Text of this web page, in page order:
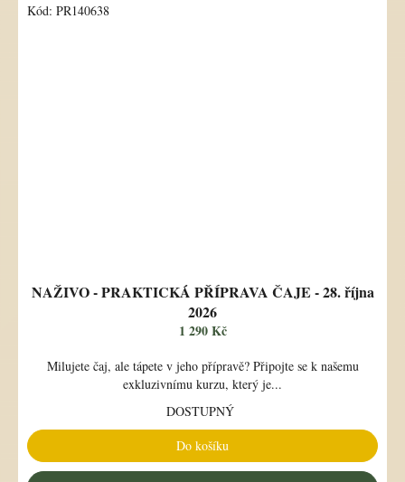
NAŽIVO - PRAKTICKÁ PŘÍPRAVA ČAJE - 28. října
2026
1 290 Kč
Milujete čaj, ale tápete v jeho přípravě? Připojte se k našemu
exkluzivnímu kurzu, který je...
DOSTUPNÝ
Do košíku
Kód: PR140638